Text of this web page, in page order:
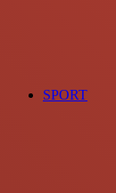
SPORT